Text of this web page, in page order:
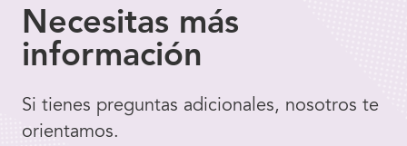
Necesitas más
información
Si tienes preguntas adicionales, nosotros te
orientamos.